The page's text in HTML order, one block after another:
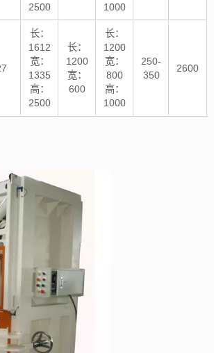
2500
1000
长：
1612
宽：
1335
高：
2500
长：
1200
宽：
600
长：
1200
宽：
800
高：
1000
250-
350
2600